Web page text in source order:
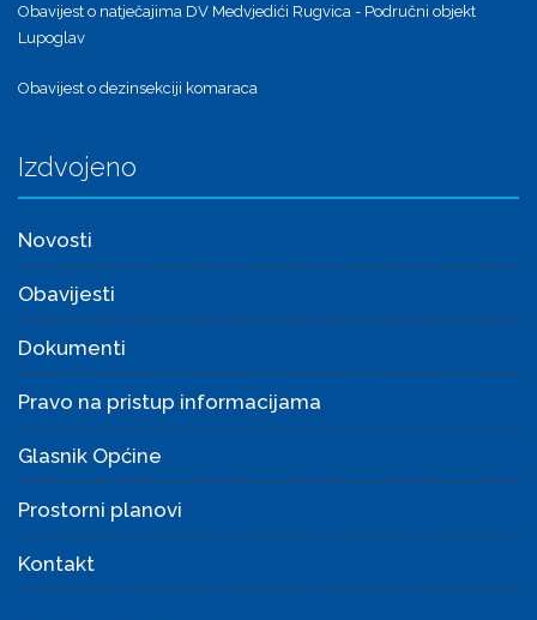
Obavijest o natječajima DV Medvjedići Rugvica - Područni objekt
Lupoglav
Obavijest o dezinsekciji komaraca
Izdvojeno
Novosti
Obavijesti
Dokumenti
Pravo na pristup informacijama
Glasnik Općine
Prostorni planovi
Kontakt